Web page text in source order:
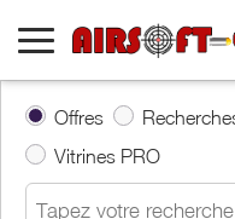
Offres
Vitrines PRO